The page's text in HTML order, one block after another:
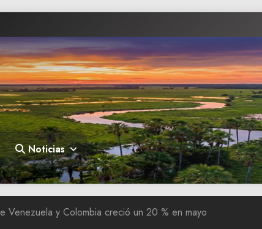
Noticias
Venezuela y Colombia creció un 20 % en mayo